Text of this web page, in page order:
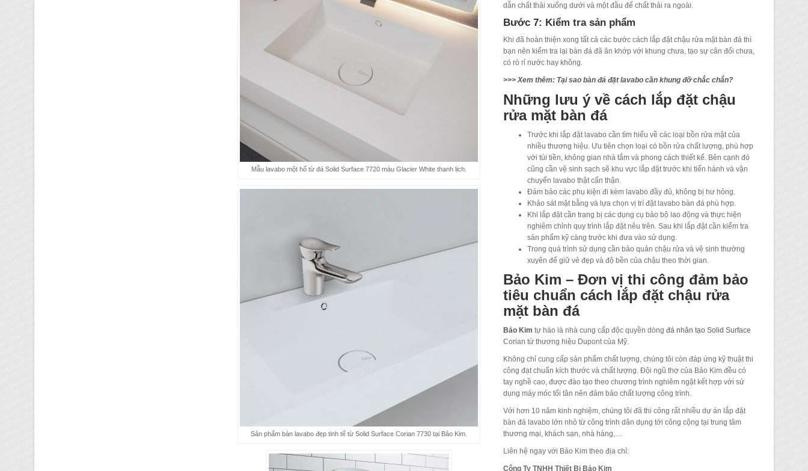
Mẫu lavabo một hố từ đá Solid Surface 7720 màu Glacier White thanh lịch.
Sản phẩm bàn lavabo đẹp tinh tế từ Solid Surface Corian 7730 tại Bảo Kim.
dẫn chất thải xuống dưới và một đầu để chất thải ra ngoài.
Bước 7: Kiểm tra sản phẩm
Khi đã hoàn thiện xong tất cả các bước cách lắp đặt chậu rửa mặt bàn đá thì
bạn nên kiểm tra lại bàn đá đã ăn khớp với khung chưa, tạo sự cân đối chưa,
có rò rỉ nước hay không.
>>> Xem thêm: Tại sao bàn đá đặt lavabo cần khung đỡ chắc chắn?
Những lưu ý về cách lắp đặt chậu
rửa mặt bàn đá
Trước khi lắp đặt lavabo cần tìm hiểu về các loại bồn rửa mặt của
nhiều thương hiệu. Ưu tiên chọn loại có bồn rửa chất lượng, phù hợp
với túi tiền, không gian nhà tắm và phong cách thiết kế. Bên cạnh đó
cũng cần vệ sinh sạch sẽ khu vực lắp đặt trước khi tiến hành và vận
chuyển lavabo thật cẩn thận.
Đảm bảo các phụ kiện đi kèm lavabo đầy đủ, không bị hư hỏng.
Khảo sát mặt bằng và lựa chọn vị trí đặt lavabo bàn đá phù hợp.
Khi lắp đặt cần trang bị các dụng cụ bảo bộ lao động và thực hiện
nghiêm chỉnh quy trình lắp đặt nêu trên. Sau khi lắp đặt cần kiểm tra
sản phẩm kỹ càng trước khi đưa vào sử dụng.
Trong quá trình sử dụng cần bảo quản chậu rửa và vệ sinh thường
xuyên để giữ vẻ đẹp và độ bền của chậu theo thời gian.
Bảo Kim – Đơn vị thi công đảm bảo
tiêu chuẩn cách lắp đặt chậu rửa
mặt bàn đá
Bảo Kim tự hào là nhà cung cấp độc quyền dòng đá nhân tạo Solid Surface
Corian từ thương hiệu Dupont của Mỹ.
Không chỉ cung cấp sản phẩm chất lượng, chúng tôi còn đáp ứng kỹ thuật thi
công đạt chuẩn kích thước và chất lượng. Đội ngũ thợ của Bảo Kim đều có
tay nghề cao, được đào tạo theo chương trình nghiêm ngặt kết hợp với sử
dụng máy móc tối tân nên đảm bảo chất lượng công trình.
Với hơn 10 năm kinh nghiệm, chúng tôi đã thi công rất nhiều dự án lắp đặt
bàn đá lavabo lớn nhỏ từ công trình dân dụng tới công cộng tại trung tâm
thương mại, khách sạn, nhà hàng,…
Liên hệ ngay với Bảo Kim theo địa chỉ:
Công Ty TNHH Thiết Bị Bảo Kim